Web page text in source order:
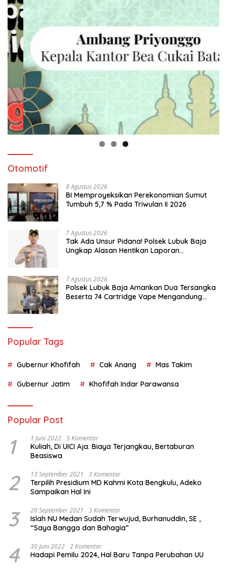
Otomotif
8 Agustus 2026
BI Memproyeksikan Perekonomian Sumut
Tumbuh 5,7 % Pada Triwulan II 2026
7 Agustus 2026
Tak Ada Unsur Pidana! Polsek Lubuk Baja
Ungkap Alasan Hentikan Laporan
7 Agustus 2026
Polsek Lubuk Baja Amankan Dua Tersangka
Beserta 74 Cartridge Vape Mengandung
Popular Tags
Gubernur Khofifah Cak Anang Mas Takim
Gubernur Jatim Khofifah Indar Parawansa
Popular Post
1 1 Juni 2022 5 Komentar
Kuliah, Di UICI Aja. Biaya Terjangkau, Bertaburan
Beasiswa
2 13 September 2021 3 Komentar
Terpilih Presidium MD Kahmi Kota Bengkulu, Adeko
Sampaikan Hal Ini
3 20 September 2021 3 Komentar
Islah NU Medan Sudah Terwujud, Burhanuddin, SE ,
“Saya Bangga dan Bahagia”
4 30 Juni 2022 2 Komentar
Hadapi Pemilu 2024, Hal Baru Tanpa Perubahan UU